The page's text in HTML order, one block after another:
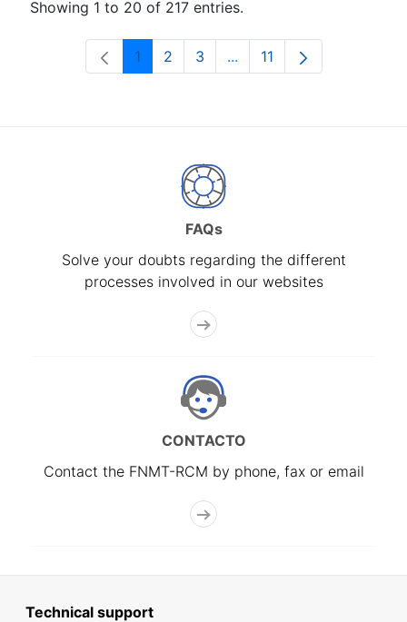
Showing 1 to 20 of 217 entries.
Page
1 Page
2 Page
3 ...Intermediate Pages Use
Page
11
FAQs
Solve your doubts regarding the different
processes involved in our websites
CONTACTO
Contact the FNMT-RCM by phone, fax or email
Technical support